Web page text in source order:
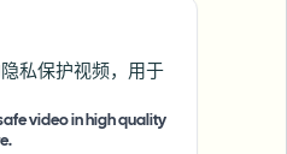
私保护视频，用于
video in high quality